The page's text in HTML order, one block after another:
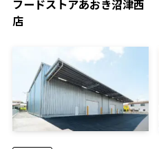
フードストアあおき沼津西
店